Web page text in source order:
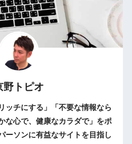
野トピオ
ッチにする」「不要な情報なら
な心で、健康なカラダで」をポ
ソンに有益なサイトを目指し